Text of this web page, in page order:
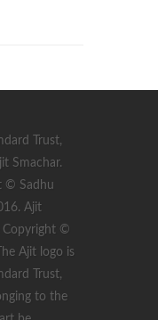
Trust,
Smachar.
© Sadhu
Ajit
Copyright ©
Ajit logo is
Trust,
to the